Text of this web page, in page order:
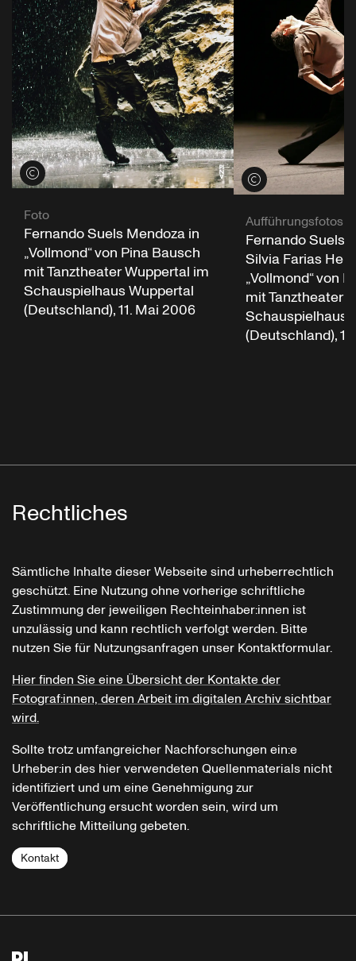
Credits öffnen
Foto
Fernando Suels Mendoza in
„Vollmond“ von Pina Bausch
mit Tanztheater Wuppertal im
Schauspielhaus Wuppertal
(Deutschland), 11. Mai 2006
Credits öffnen
Aufführungsfotos
Fernando Suels
Silvia Farias
„Vollmond“ von
mit Tanztheater
Schauspielhaus
(Deutschland),
Rechtliches
Sämtliche Inhalte dieser Webseite sind urheberrechtlich
geschützt. Eine Nutzung ohne vorherige schriftliche
Zustimmung der jeweiligen Rechteinhaber:innen ist
unzulässig und kann rechtlich verfolgt werden. Bitte
nutzen Sie für Nutzungsanfragen unser Kontaktformular.
Hier finden Sie eine Übersicht der Kontakte der
Fotograf:innen, deren Arbeit im digitalen Archiv sichtbar
wird.
Sollte trotz umfangreicher Nachforschungen ein:e
Urheber:in des hier verwendeten Quellenmaterials nicht
identifiziert und um eine Genehmigung zur
Veröffentlichung ersucht worden sein, wird um
schriftliche Mitteilung gebeten.
Kontakt